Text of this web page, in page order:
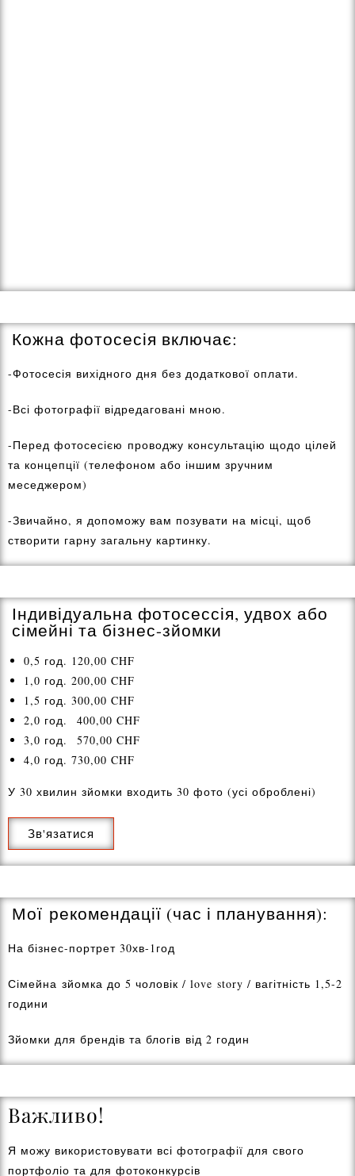
Кожна фотосесія включає:
-Фотосесія вихідного дня без додаткової оплати.
-Всі фотографії відредаговані мною.
-Перед фотосесією проводжу консультацію щодо цілей
та концепції (телефоном або іншим зручним
меседжером)
-Звичайно, я допоможу вам позувати на місці, щоб
створити гарну загальну картинку.
Індивідуальна фотосессія, удвох або
сімейні та бізнес-зйомки
0,5 год. 120,00 CHF
1,0 год. 200,00 CHF
1,5 год. 300,00 CHF
2,0 год. 400,00 CHF
3,0 год. 570,00 CHF
4,0 год. 730,00 CHF
У 30 хвилин зйомки входить 30 фото (усі оброблені)
Зв'язатися
Мої рекомендації (час і планування):
На бізнес-портрет 30хв-1год
Сімейна зйомка до 5 чоловік / love story / вагітність 1,5-2
години
Зйомки для брендів та блогів від 2 годин
Важливо!
Я можу використовувати всі фотографії для свого
портфоліо та для фотоконкурсів